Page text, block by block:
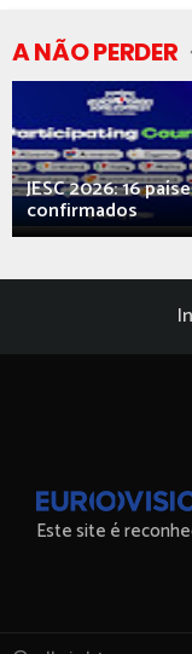
A NÃO PERDER
JESC 2026: 16
confirmados
Este site é